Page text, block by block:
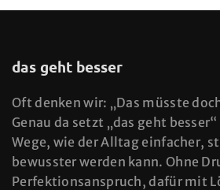
das geht besser
Oft denken wir: „Das müsste
Genau da setzt „das geht
Wege, wie der Alltag einfacher,
bewusster werden kann. Ohne
Perfektionsanspruch, dafür mit